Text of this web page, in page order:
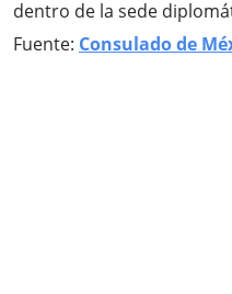
dentro de la sede
Fuente: Consulado de